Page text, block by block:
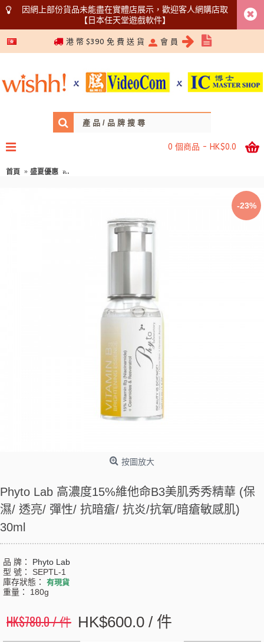
因網上部份貨品未能盡在實體店展示，歡迎客人網購店取
【日本任天堂遊戲軟件】
5366 1340
港 幣 $390 免 費 送 貨 會 員
0 個商品 - HK$0.0
首頁 盛夏優惠 Phyto Lab 高濃度15%維他命B3美肌秀秀精華 (保濕/ 透亮/ 彈
-23%
按圖放大
Phyto Lab 高濃度15%維他命B3美肌秀秀精華 (保
濕/ 透亮/ 彈性/ 抗暗瘡/ 抗炎/抗氧/暗瘡敏感肌)
30ml
品 牌： Phyto Lab
型 號： SEPTL-1
庫存狀態： 有現貨
重量： 180g
HK$780.0 / 件 HK$600.0 / 件